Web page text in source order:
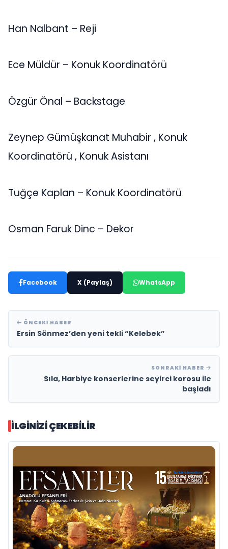
Han Nalbant – Reji
Ece Müldür – Konuk Koordinatörü
Özgür Önal – Backstage
Zeynep Gümüşkanat Muhabir , Konuk
Koordinatörü , Konuk Asistanı
Tuğçe Kaplan – Konuk Koordinatörü
Osman Faruk Dinc – Dekor
Facebook X (Paylaş) WhatsApp
ÖNCEKI HABER
Ersin Sönmez’den yeni tekli “Kelebek”
SONRAKI HABER
Sıla, Harbiye konserlerine seyirci korosu ile
başladı
İLGINIZI ÇEKEBILIR